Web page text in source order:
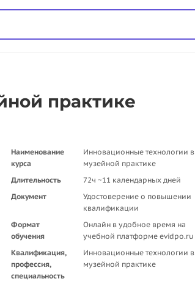
практике
Наименование
курса
Инновационные технологии в
музейной практике
Длительность
72ч ~11 календарных дней
Документ
Удостоверение о повышении
квалификации
Формат
обучения
Онлайн в удобное время на
учебной платформе evidpo.ru
Квалификация,
профессия,
специальность
Инновационные технологии в
музейной практике